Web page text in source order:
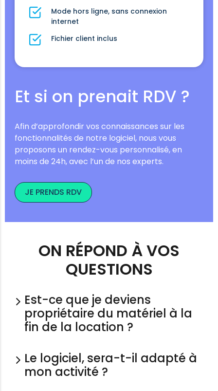
Mode hors ligne, sans connexion
internet
Fichier client inclus
Et si on prenait RDV ?
Afin d’approfondir vos connaissances sur les
fonctionnalités de notre logiciel, nous vous
proposons un rendez-vous personnalisé, en
moins de 24h, avec l’un de nos experts.
JE PRENDS RDV
ON RÉPOND À VOS
QUESTIONS
Est-ce que je deviens
propriétaire du matériel à la
fin de la location ?
devenir propriétaire du matériel à la fin
de votre location pour un loyer
Le logiciel, sera-t-il adapté à
mon activité ?